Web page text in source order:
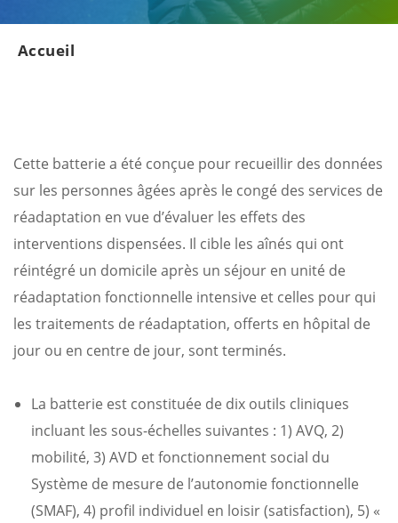
Accueil
Cette batterie a été conçue pour recueillir des données
sur les personnes âgées après le congé des services de
réadaptation en vue d’évaluer les effets des
interventions dispensées. Il cible les aînés qui ont
réintégré un domicile après un séjour en unité de
réadaptation fonctionnelle intensive et celles pour qui
les traitements de réadaptation, offerts en hôpital de
jour ou en centre de jour, sont terminés.
La batterie est constituée de dix outils cliniques
incluant les sous-échelles suivantes : 1) AVQ, 2)
mobilité, 3) AVD et fonctionnement social du
Système de mesure de l’autonomie fonctionnelle
(SMAF), 4) profil individuel en loisir (satisfaction), 5) «